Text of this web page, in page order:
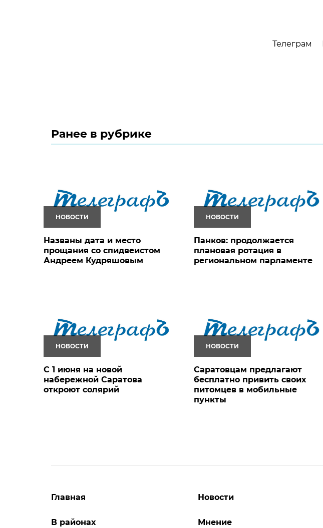
Телеграм
Ранее в рубрике
НОВОСТИ
Названы дата и место
прощания со спидвеистом
Андреем Кудряшовым
НОВОСТИ
Панков: продолжается
плановая ротация в
региональном парламенте
НОВОСТИ
С 1 июня на новой
набережной Саратова
откроют солярий
НОВОСТИ
Саратовцам предлагают
бесплатно привить своих
питомцев в мобильные
пункты
Главная
В районах
Новости
Мнение